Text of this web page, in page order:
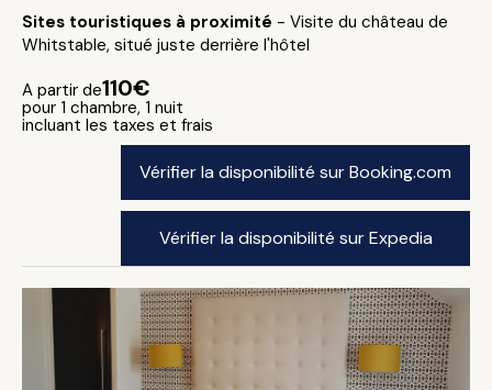
Sites touristiques à proximité - Visite du château de
Whitstable, situé juste derrière l'hôtel
A partir de110€
pour 1 chambre, 1 nuit
incluant les taxes et frais
Vérifier la disponibilité sur Booking.com
Vérifier la disponibilité sur Expedia